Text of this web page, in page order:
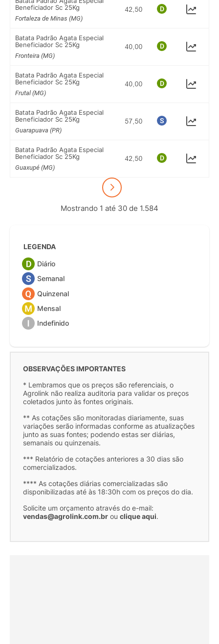
Beneficiador Sc 25Kg
Fortaleza de Minas (MG)
Batata Padrão Agata Especial
Beneficiador Sc 25Kg
Fronteira (MG)
Batata Padrão Agata Especial
Beneficiador Sc 25Kg
Frutal (MG)
Batata Padrão Agata Especial
Beneficiador Sc 25Kg
Guarapuava (PR)
Batata Padrão Agata Especial
Beneficiador Sc 25Kg
Guaxupé (MG)
Mostrando 1 até 30 de 1.584
LEGENDA
Diário
Semanal
Quinzenal
Mensal
Indefinido
OBSERVAÇÕES IMPORTANTES
* Lembramos que os preços são referenciais, o
Agrolink não realiza auditoria para validar os preços
coletados junto às fontes originais.
** As cotações são monitoradas diariamente, suas
variações serão informadas conforme as atualizações
junto as suas fontes; podendo estas ser diárias,
semanais ou quinzenais.
*** Relatório de cotações anteriores a 30 dias são
comercializados.
**** As cotações diárias comercializadas são
disponibilizadas até às 18:30h com os preços do dia.
Solicite um orçamento através do e-mail:
vendas@agrolink.com.br ou clique aqui.